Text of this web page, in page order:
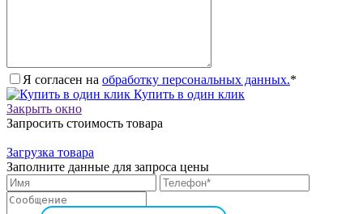
Я согласен на обработку персональных данных.*
Купить в один клик
Закрыть окно
Запросить стоимость товара
Загрузка товара
Заполните данные для запроса цены